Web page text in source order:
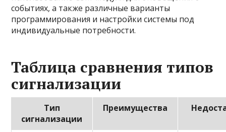
событиях, а также различные варианты
программирования и настройки системы под
индивидуальные потребности.
Таблица сравнения типов
сигнализации
Тип
сигнализации
Преимущества